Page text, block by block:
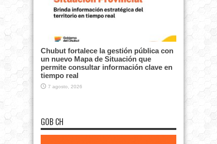
Chubut fortalece la gestión pública con
un nuevo Mapa de Situación que
permite consultar información clave en
tiempo real
7 agosto, 2026
GOB CH